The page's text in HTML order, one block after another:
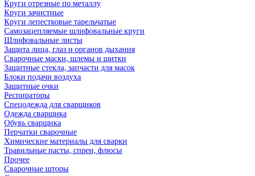
Круги отрезные по металлу
Круги зачистные
Круги лепестковые тарельчатые
Самозацепляемые шлифовальные круги
Шлифовальные листы
Защита лица, глаз и органов дыхания
Сварочные маски, шлемы и щитки
Защитные стекла, запчасти для масок
Блоки подачи воздуха
Защитные очки
Респираторы
Спецодежда для сварщиков
Одежда сварщика
Обувь сварщика
Перчатки сварочные
Химические материалы для сварки
Травильные пасты, спреи, флюсы
Прочее
Сварочные шторы